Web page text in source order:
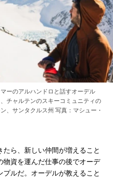
ーのアルハンドロと話すオーデル
チャルテンのスキーコミュニティの
、サンタクルス州 写真：マシュー・
たら、新しい仲間が増えること
資を運んだ仕事の後でオーデ
ルだ。オーデルが教えること